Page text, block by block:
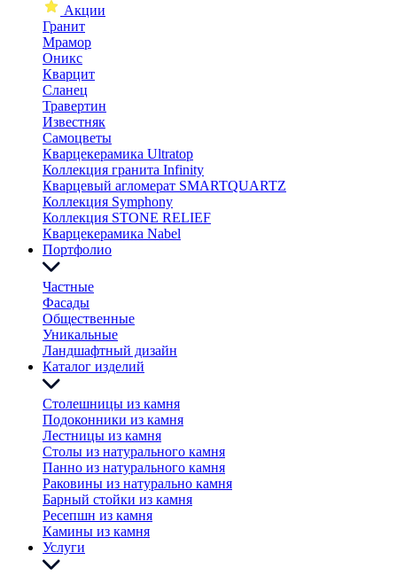
Акции
Гранит
Мрамор
Оникс
Кварцит
Сланец
Травертин
Известняк
Самоцветы
Кварцекерамика Ultratop
Коллекция гранита Infinity
Кварцевый агломерат SMARTQUARTZ
Коллекция Symphony
Коллекция STONE RELIEF
Кварцекерамика Nabel
Портфолио
Частные
Фасады
Общественные
Уникальные
Ландшафтный дизайн
Каталог изделий
Столешницы из камня
Подоконники из камня
Лестницы из камня
Столы из натурального камня
Панно из натурального камня
Раковины из натурально камня
Барный стойки из камня
Ресепшн из камня
Камины из камня
Услуги